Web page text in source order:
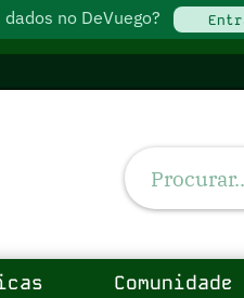
no DeVuego?
Comunidade